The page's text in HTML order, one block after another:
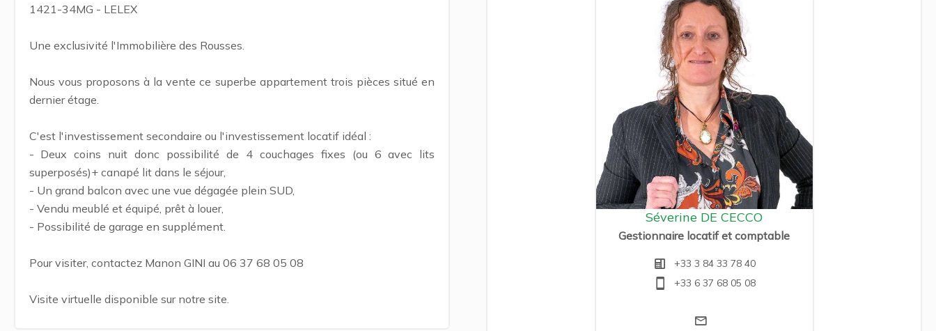
1421-34MG - LELEX
Une exclusivité l'Immobilière des Rousses.
Nous vous proposons à la vente ce superbe appartement trois pièces situé en
dernier étage.
C'est l'investissement secondaire ou l'investissement locatif idéal :
- Deux coins nuit donc possibilité de 4 couchages fixes (ou 6 avec lits
superposés)+ canapé lit dans le séjour,
- Un grand balcon avec une vue dégagée plein SUD,
- Vendu meublé et équipé, prêt à louer,
- Possibilité de garage en supplément.
Pour visiter, contactez Manon GINI au 06 37 68 05 08
Visite virtuelle disponible sur notre site.
Séverine DE CECCO
Gestionnaire locatif et comptable
+33 3 84 33 78 40
+33 6 37 68 05 08